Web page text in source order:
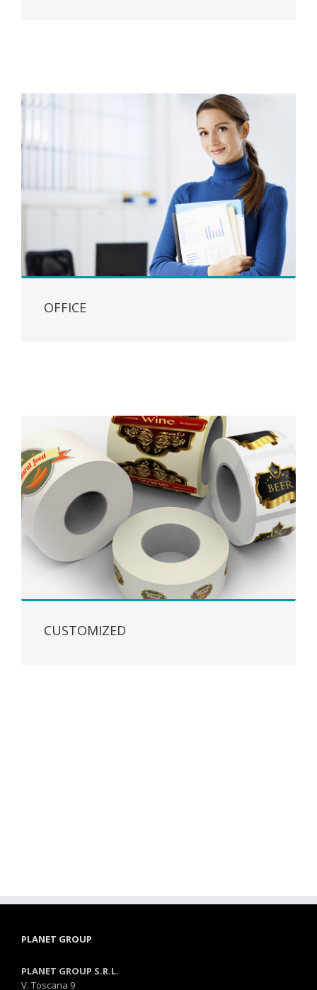
OFFICE
CUSTOMIZED
PLANET GROUP
PLANET GROUP S.R.L.
V. Toscana 9